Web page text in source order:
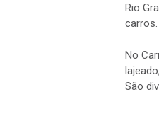
Rio
carros.
No
São